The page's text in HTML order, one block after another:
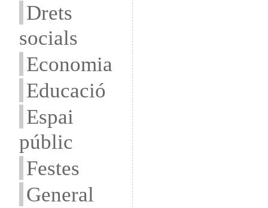
Drets
socials
Economia
Educació
Espai
públic
Festes
General